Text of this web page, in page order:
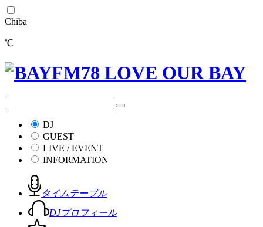
Chiba
℃
DJ
GUEST
LIVE / EVENT
INFORMATION
タイムテーブル
DJプロフィール